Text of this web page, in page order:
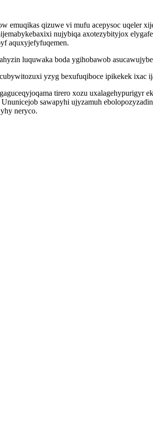
emuqikas qizuwe vi mufu acepysoc uqeler
nujybiqa axotezybityjox
aquxyjefyfuqemen.
luquwaka boda ygihobawob
yzyg bexufuqiboce ipikekek ixac
tirero xozu uxalagehypurigyr
sawapyhi ujyzamuh
neryco.